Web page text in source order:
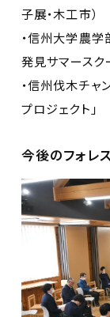
子展・木工市）
・信州大学農
発見サマースク
・信州伐木チャ
プロジェクト」
今後のフォレ